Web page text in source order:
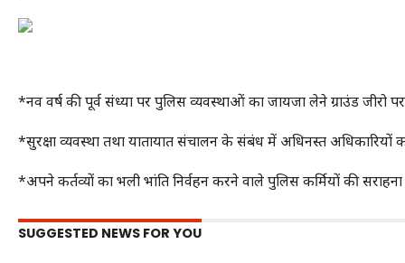
*नव वर्ष की पूर्व संध्या पर पुलिस व्यवस्थाओं का जायजा लेने ग्राउंड जीरो
*सुरक्षा व्यवस्था तथा यातायात संचालन के संबंध में अधिनस्त
*अपने कर्तव्यों का भली भांति निर्वहन करने वाले पुलिस कर्मियों की
SUGGESTED NEWS FOR YOU